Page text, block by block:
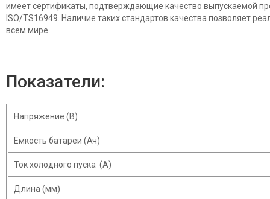
имеет сертификаты, подтверждающие качество выпускаемой
ISO/TS16949. Наличие таких стандартов качества позволяет
всем мире.
Показатели:
Напряжение (В)
Емкость батареи (Ач)
Ток холодного пуска (A)
Длина (мм)